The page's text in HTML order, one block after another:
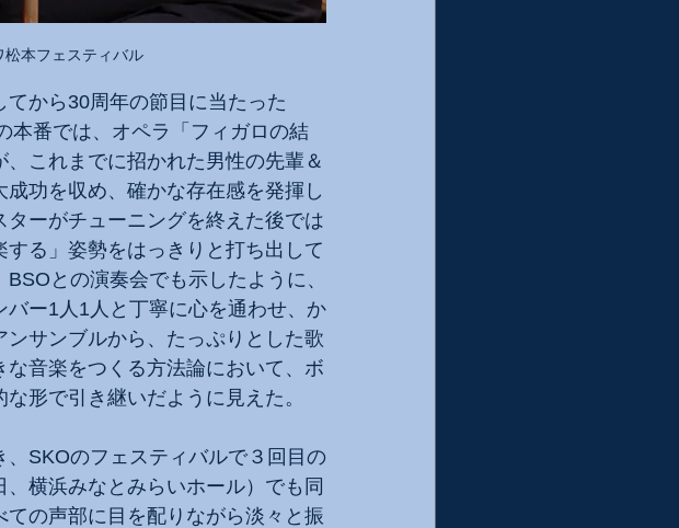
本フェスティバル
てから30周年の節目に当たった
本番では、オペラ「フィガロの結
これまでに招かれた男性の先輩＆
功を収め、確かな存在感を発揮し
ーがチューニングを終えた後では
る」姿勢をはっきりと打ち出して
との演奏会でも示したように、
ー1人1人と丁寧に心を通わせ、か
サンブルから、たっぷりとした歌
音楽をつくる方法論において、ボ
形で引き継いだように見えた。
SKOのフェスティバルで３回目の
横浜みなとみらいホール）でも同
の声部に目を配りながら淡々と振